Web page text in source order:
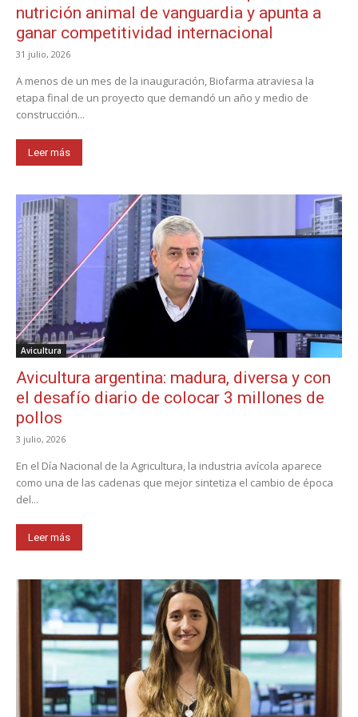
nutrición animal de vanguardia y apunta a
ganar competitividad internacional
31 julio, 2026
A menos de un mes de la inauguración, Biofarma atraviesa la
etapa final de un proyecto que demandó un año y medio de
construcción...
Leer más
Avicultura
Avicultura argentina: madura, diversa y con
el desafío diario de colocar 3 millones de
pollos
3 julio, 2026
En el Día Nacional de la Agricultura, la industria avícola aparece
como una de las cadenas que mejor sintetiza el cambio de época
del...
Leer más